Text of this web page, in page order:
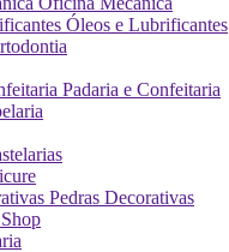
Óleos e Lubrificantes
Padaria e Confeitaria
Pedras Decorativas